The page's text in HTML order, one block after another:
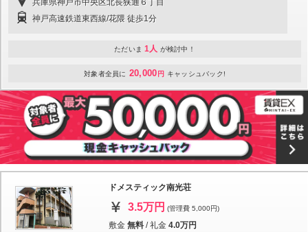
兵庫県神戸市中央区北長狭通６丁目
神戸高速鉄道東西線/花隈 徒歩1分
ただいま 1人 が検討中！
対象者全員に 20,000 円 キャッシュバック!
ドメスティック南光荘
3.5万円 (管理費 5,000円)
敷金 無料 /礼金 4.0万円